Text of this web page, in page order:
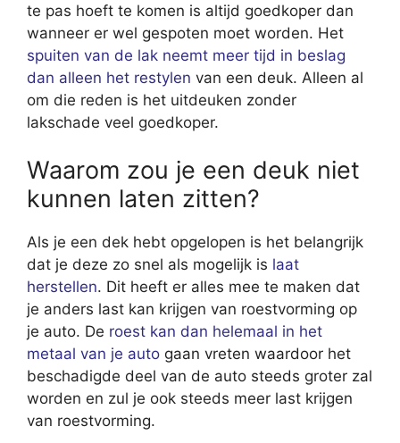
te pas hoeft te komen is altijd goedkoper dan
wanneer er wel gespoten moet worden. Het
spuiten van de lak neemt meer tijd in beslag
dan alleen het restylen van een deuk. Alleen al
om die reden is het uitdeuken zonder
lakschade veel goedkoper.
Waarom zou je een deuk niet
kunnen laten zitten?
Als je een dek hebt opgelopen is het belangrijk
dat je deze zo snel als mogelijk is laat
herstellen. Dit heeft er alles mee te maken dat
je anders last kan krijgen van roestvorming op
je auto. De roest kan dan helemaal in het
metaal van je auto gaan vreten waardoor het
beschadigde deel van de auto steeds groter zal
worden en zul je ook steeds meer last krijgen
van roestvorming.